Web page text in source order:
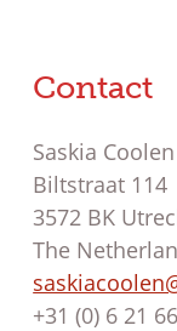
Contact
Saskia Coolen
Biltstraat 114
3572 BK
The
+31 (0) 6 21